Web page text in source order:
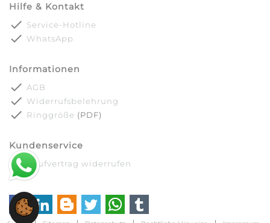
Hilfe & Kontakt
done Service-Hotline
done WhatsApp
Informationen
done AGB
done Widerrufsbelehrung
done Ringgröße (PDF)
Kundenservice
done Kaufvertrag widerrufen